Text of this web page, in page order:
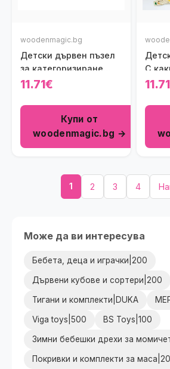
woodenmagic.bg
Детски дървен пъзел
за категоризиране
Viga toys
11.71€
Купи от
woodenmagic.bg →
С
1 2 3 4
Може да ви интересува
Бебета, деца и играчки|200
Дървени кубове и сортери|200
Тигани и комплекти|DUKA
Viga toys|500 BS Toys|100
Зимни бебешки дрехи за
Покривки и комплекти за